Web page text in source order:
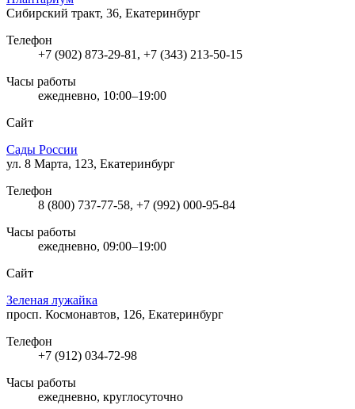
Сибирский тракт, 36, Екатеринбург
Телефон
+7 (902) 873-29-81, +7 (343) 213-50-15
Часы работы
ежедневно, 10:00–19:00
Сайт
Сады России
ул. 8 Марта, 123, Екатеринбург
Телефон
8 (800) 737-77-58, +7 (992) 000-95-84
Часы работы
ежедневно, 09:00–19:00
Сайт
Зеленая лужайка
просп. Космонавтов, 126, Екатеринбург
Телефон
+7 (912) 034-72-98
Часы работы
ежедневно, круглосуточно